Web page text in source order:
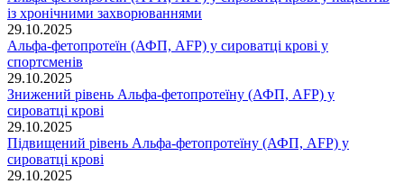
із хронічними захворюваннями
29.10.2025
Альфа-фетопротеїн (АФП, AFP) у сироватці крові у
спортсменів
29.10.2025
Знижений рівень Альфа-фетопротеїну (АФП, AFP) у
сироватці крові
29.10.2025
Підвищений рівень Альфа-фетопротеїну (АФП, AFP) у
сироватці крові
29.10.2025